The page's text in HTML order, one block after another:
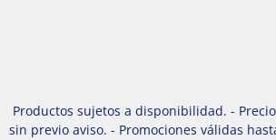
Productos sujetos a disponibilidad. -
sin previo aviso. - Promociones válidas